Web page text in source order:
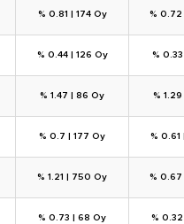
% 0.81 174 Oy % 0.72
% 0.44 126 Oy % 0.33
% 1.47 86 Oy % 1.29
% 0.7 177 Oy % 0.61
% 1.21 750 Oy % 0.67
% 0.73 68 Oy % 0.32